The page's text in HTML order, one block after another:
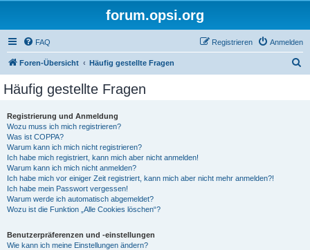
forum.opsi.org
FAQ Anmelden
Registrieren
Foren-Übersicht Häufig gestellte Fragen
Häufig gestellte Fragen
Registrierung und Anmeldung
Wozu muss ich mich registrieren?
Was ist COPPA?
Warum kann ich mich nicht registrieren?
Ich habe mich registriert, kann mich aber nicht anmelden!
Warum kann ich mich nicht anmelden?
Ich habe mich vor einiger Zeit registriert, kann mich aber nicht mehr anmelden?!
Ich habe mein Passwort vergessen!
Warum werde ich automatisch abgemeldet?
Wozu ist die Funktion „Alle Cookies löschen“?
Benutzerpräferenzen und -einstellungen
Wie kann ich meine Einstellungen ändern?